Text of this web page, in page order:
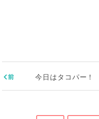
今日はタコパー！